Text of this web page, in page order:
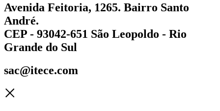
Avenida Feitoria, 1265. Bairro Santo
André.
CEP - 93042-651 São Leopoldo - Rio
Grande do Sul
sac@itece.com